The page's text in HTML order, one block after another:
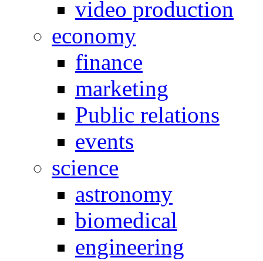
video production
economy
finance
marketing
Public relations
events
science
astronomy
biomedical
engineering